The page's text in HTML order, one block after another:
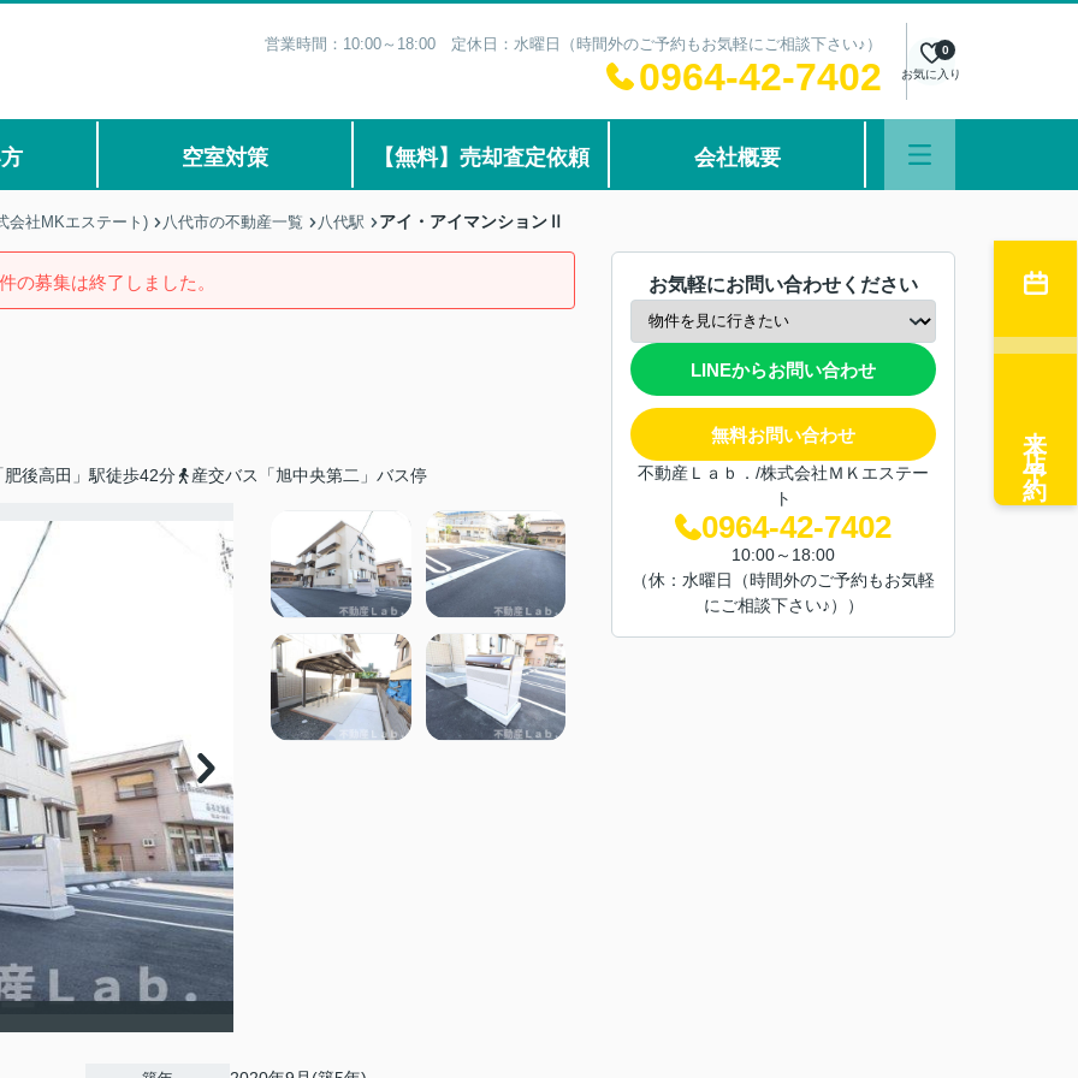
営業時間：10:00～18:00 定休日：水曜日（時間外のご予約もお気軽にご相談下さい♪）
0964-42-7402 お気に入り
0
空室対策 【無料】売却査定依頼 会社概要
会社MKエステート) 八代市の不動産一覧 八代駅 アイ・アイマンションⅡ
の募集は終了しました。
後高田」駅徒歩42分 産交バス「旭中央第二」バス停
お気軽にお問い合わせください
LINEからお問い合わせ
無料お問い合わせ
不動産Ｌａｂ．/株式会社ＭＫエステー
ト
0964-42-7402
10:00～18:00
（休：水曜日（時間外のご予約もお気軽
にご相談下さい♪））
来店予約